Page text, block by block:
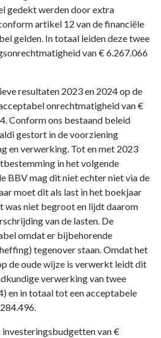
gedekt werden door extra
artikel 12 van de financiële
gelden. In totaal leiden deze twee
van € 6.267.066
resultaten 2023 en 2024 op de
onrechtmatigheid van €
Conform ons bestaand beleid
gestort in de voorziening
en verwerking. Tot en met 2023
in het volgende
BBV mag dit niet echter niet via de
moet dit als last in het boekjaar
was niet begroot en lijdt daarom
van de lasten. De
omdat er bijbehorende
tegenover staan. Omdat het
de oude wijze is verwerkt leidt dit
verwerking van twee
en in totaal tot een acceptabele
van €